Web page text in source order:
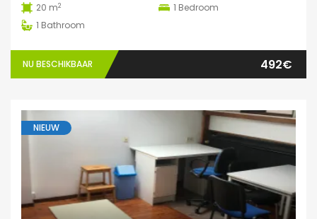
20 m2 1 Bedroom
1 Bathroom
NU BESCHIKBAAR 492€
NIEUW